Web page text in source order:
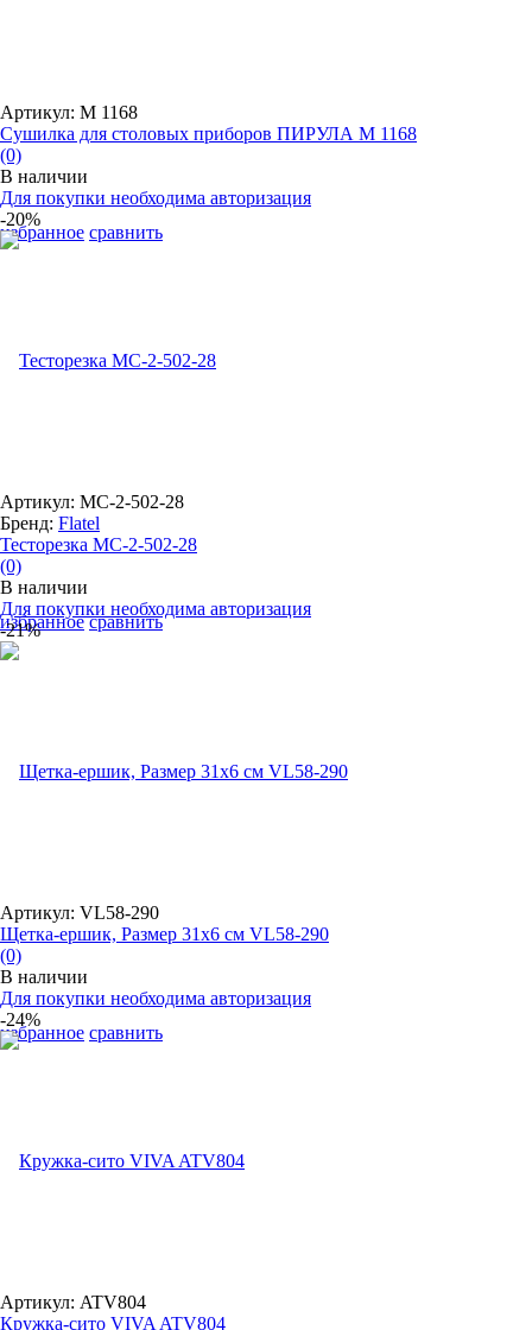
избранное сравнить
Артикул: М 1168
Сушилка для столовых приборов ПИРУЛА М 1168
(0)
В наличии
Для покупки необходима авторизация
-20%
избранное сравнить
Артикул: MC-2-502-28
Бренд: Flatel
Тесторезка MC-2-502-28
(0)
В наличии
Для покупки необходима авторизация
-21%
избранное сравнить
Артикул: VL58-290
Щетка-ершик, Размер 31х6 см VL58-290
(0)
В наличии
Для покупки необходима авторизация
-24%
Артикул: ATV804
Кружка-сито VIVA ATV804